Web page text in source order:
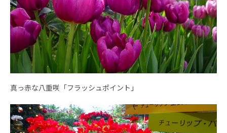
真っ赤な八重咲「フラッシュポイント」